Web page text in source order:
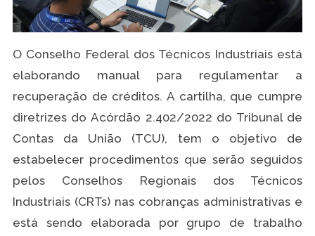
O Conselho Federal dos Técnicos Industriais está
elaborando manual para regulamentar a
recuperação de créditos. A cartilha, que cumpre
diretrizes do Acórdão 2.402/2022 do Tribunal de
Contas da União (TCU), tem o objetivo de
estabelecer procedimentos que serão seguidos
pelos Conselhos Regionais dos Técnicos
Industriais (CRTs) nas cobranças administrativas e
está sendo elaborada por grupo de trabalho